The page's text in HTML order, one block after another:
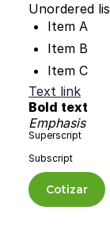
Unordered
Item A
Item B
Item C
Text link
Bold text
Emphasis
Superscript
Subscript
Cotizar